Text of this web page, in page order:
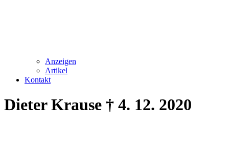
Anzeigen
Artikel
Kontakt
Dieter Krause † 4. 12. 2020